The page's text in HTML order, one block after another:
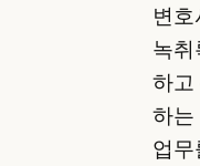
변
녹
하고
하는
업